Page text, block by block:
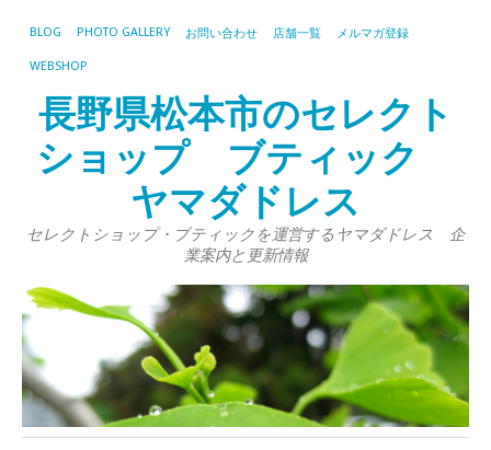
BLOG PHOTO GALLERY お問い合わせ 店舗一覧 メルマガ登録
WEBSHOP
長野県松本市のセレクト
ショップ ブティック
ヤマダドレス
セレクトショップ・ブティックを運営するヤマダドレス 企
業案内と更新情報